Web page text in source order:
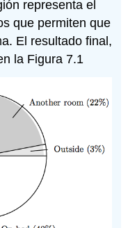
representa el
que permiten que
El resultado final,
la Figura 7.1